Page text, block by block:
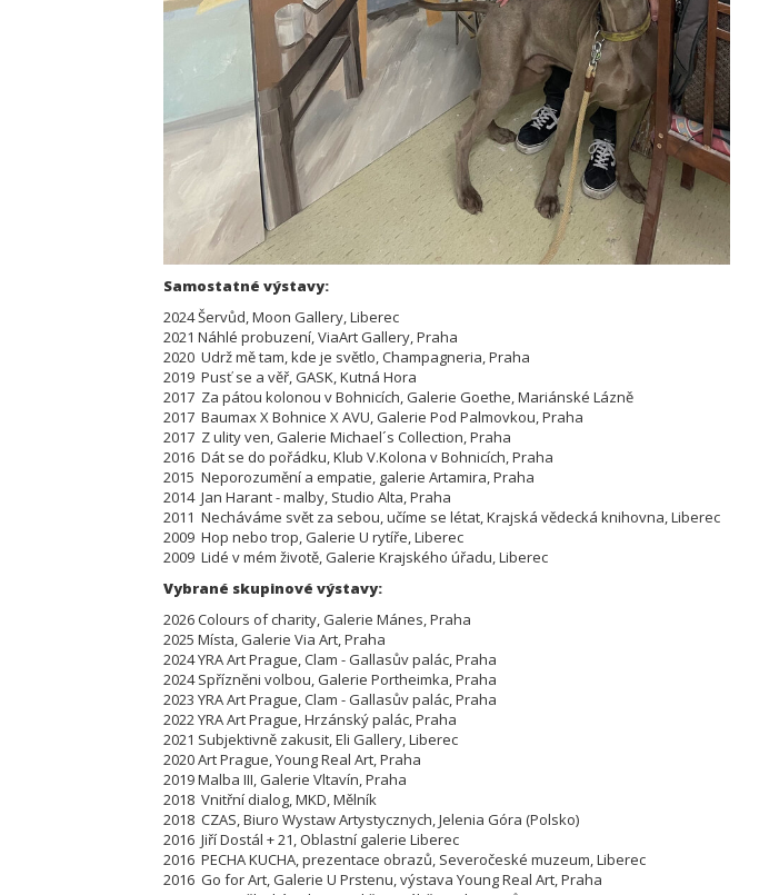
Samostatné výstavy:
2024 Šervůd, Moon Gallery, Liberec
2021 Náhlé probuzení, ViaArt Gallery, Praha
2020 Udrž mě tam, kde je světlo, Champagneria, Praha
2019 Pusť se a věř, GASK, Kutná Hora
2017 Za pátou kolonou v Bohnicích, Galerie Goethe, Mariánské Lázně
2017 Baumax X Bohnice X AVU, Galerie Pod Palmovkou, Praha
2017 Z ulity ven, Galerie Michael´s Collection, Praha
2016 Dát se do pořádku, Klub V.Kolona v Bohnicích, Praha
2015 Neporozumění a empatie, galerie Artamira, Praha
2014 Jan Harant - malby, Studio Alta, Praha
2011 Necháváme svět za sebou, učíme se létat, Krajská vědecká knihovna, Liberec
2009 Hop nebo trop, Galerie U rytíře, Liberec
2009 Lidé v mém životě, Galerie Krajského úřadu, Liberec
Vybrané skupinové výstavy:
2026 Colours of charity, Galerie Mánes, Praha
2025 Místa, Galerie Via Art, Praha
2024 YRA Art Prague, Clam - Gallasův palác, Praha
2024 Spřízněni volbou, Galerie Portheimka, Praha
2023 YRA Art Prague, Clam - Gallasův palác, Praha
2022 YRA Art Prague, Hrzánský palác, Praha
2021 Subjektivně zakusit, Eli Gallery, Liberec
2020 Art Prague, Young Real Art, Praha
2019 Malba III, Galerie Vltavín, Praha
2018 Vnitřní dialog, MKD, Mělník
2018 CZAS, Biuro Wystaw Artystycznych, Jelenia Góra (Polsko)
2016 Jiří Dostál + 21, Oblastní galerie Liberec
2016 PECHA KUCHA, prezentace obrazů, Severočeské muzeum, Liberec
2016 Go for Art, Galerie U Prstenu, výstava Young Real Art, Praha